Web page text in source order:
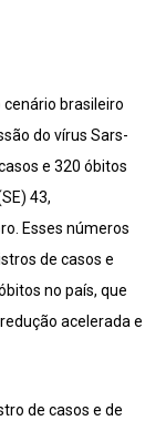
cenário brasileiro
do vírus Sars-
e 320 óbitos
43,
Esses números
de casos e
no país, que
acelerada e
de casos e de